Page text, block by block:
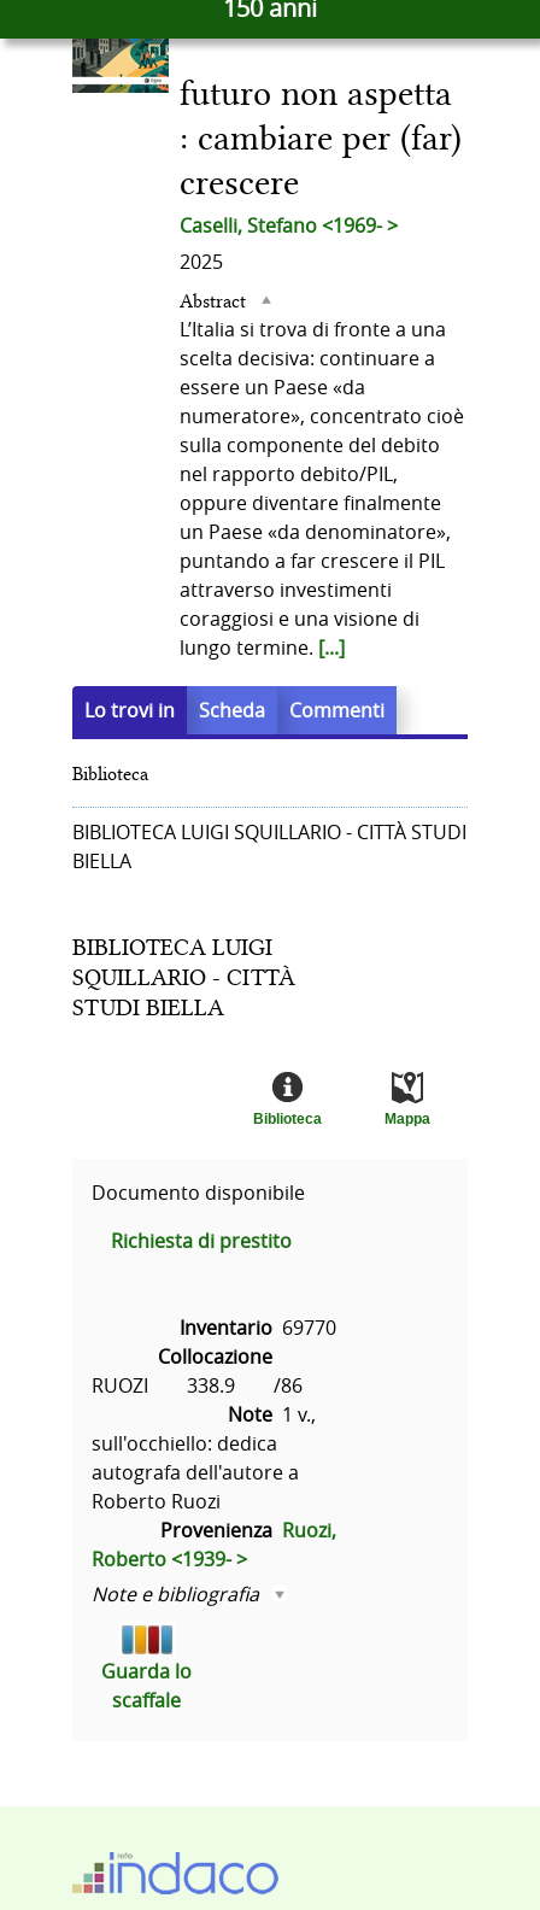
150 anni
del
documento
in
futuro non aspetta
: cambiare per (far)
crescere
Caselli, Stefano <1969- >
2025
Abstract
L’Italia si trova di fronte a una
scelta decisiva: continuare a
essere un Paese «da
numeratore», concentrato cioè
sulla componente del debito
nel rapporto debito/PIL,
oppure diventare finalmente
un Paese «da denominatore»,
puntando a far crescere il PIL
attraverso investimenti
coraggiosi e una visione di
lungo termine. [...]
Lo trovi in Scheda Commenti
Biblioteca
BIBLIOTECA LUIGI SQUILLARIO - CITTÀ STUDI
BIELLA
BIBLIOTECA LUIGI
SQUILLARIO - CITTÀ
STUDI BIELLA
Mappa
Biblioteca
Documento disponibile
Richiesta di prestito
Inventario 69770
Collocazione
RUOZI        338.9        /86
Note 1 v.,
sull'occhiello: dedica
autografa dell'autore a
Roberto Ruozi
Provenienza Ruozi,
Roberto <1939- >
Note e bibliografia
Guarda lo
scaffale